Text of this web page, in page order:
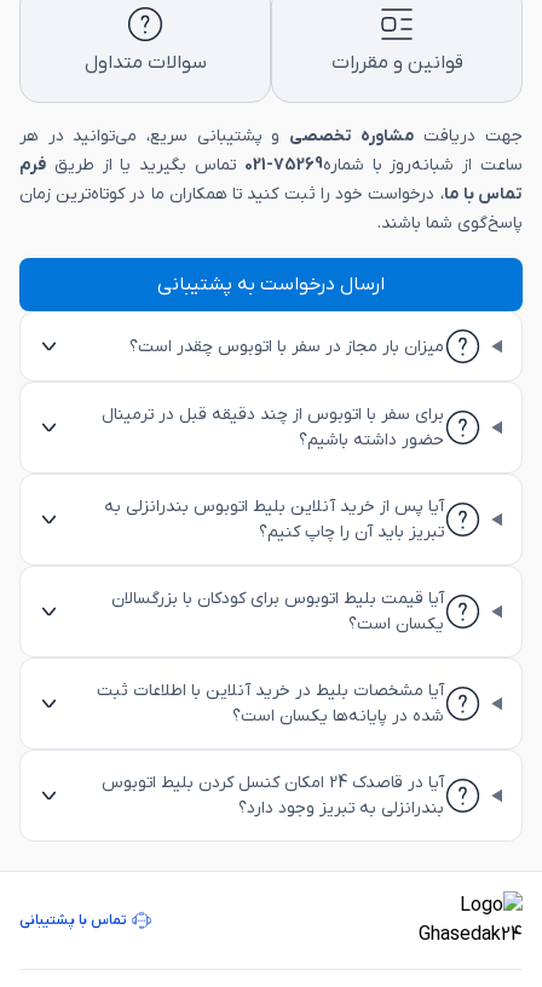
قوانین و مقررات سوالات متداول
جهت دریافت مشاوره تخصصی و پشتیبانی سریع، می‌توانید در هر
ساعت از شبانه‌روز با شماره75269-021 تماس بگیرید یا از طریق فرم
تماس با ما، درخواست خود را ثبت کنید تا همکاران ما در کوتاه‌ترین زمان
پاسخ‌گوی شما باشند.
ارسال درخواست به پشتیبانی
میزان بار مجاز در سفر با اتوبوس چقدر است؟
برای سفر با اتوبوس از چند دقیقه قبل در ترمینال
حضور داشته باشیم؟
آیا پس از خرید آنلاین بلیط اتوبوس بندرانزلی به
تبریز باید آن را چاپ کنیم؟
آیا قیمت بلیط اتوبوس برای کودکان با بزرگسالان
یکسان است؟
آیا مشخصات بلیط در خرید آنلاین با اطلاعات ثبت
شده در پایانه‌ها یکسان است؟
آیا در قاصدک 24 امکان کنسل کردن بلیط اتوبوس
بندرانزلی به تبریز وجود دارد؟
تماس با پشتیبانی